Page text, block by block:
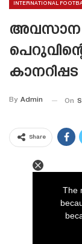
INTERNATIONAL
അവസാന
By Admin On
Share
The